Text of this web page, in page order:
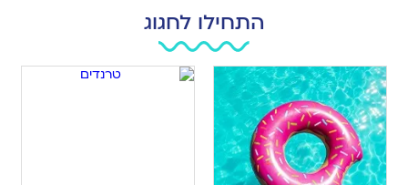
התחילו לחגוג